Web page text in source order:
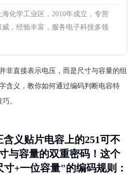
化学工业区，2010年成立，专营
，经验丰富，服务电子科技多领
非直接表示电压，而是尺寸与容量的组
含义，教你如何通过编码判断电容特
。
含义贴片电容上的251可不
与容量的双重密码！这个
+一位容量"的编码规则：